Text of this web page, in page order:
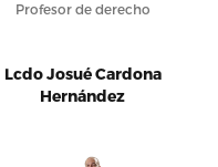
Profesor de derecho
Lcdo Josué Cardona
Hernández